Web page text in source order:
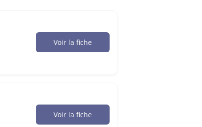
Voir la fiche
Voir la fiche